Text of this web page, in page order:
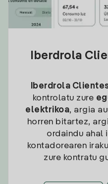
Iberdrola
Iberdrola
kontrolatu zure
elektrikoa, argia
horren bitartez,
ordaindu ahal
kontadorearen
zure kontratu